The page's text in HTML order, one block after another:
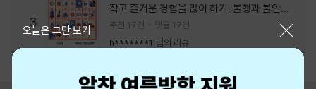
3
작고 즐거운 경험을 많이 하기, 불행과 불안을
회피하지 말기, 그리고 좋은 사람을 많이 만나
기.
추천 17건
댓글 17건
h*******1 님의 리뷰
오늘은 그만 보기